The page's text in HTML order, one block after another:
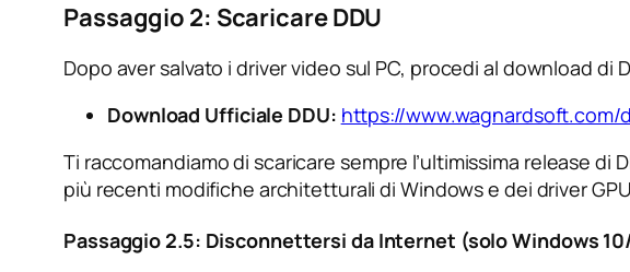
Passaggio 2: Scaricare DDU
Dopo aver salvato i driver video sul PC, procedi al download
Download Ufficiale DDU: https://
Ti raccomandiamo di scaricare sempre l’ultimissima release
più recenti modifiche architetturali di Windows e dei driver
Passaggio 2.5: Disconnettersi da Internet (solo Windows